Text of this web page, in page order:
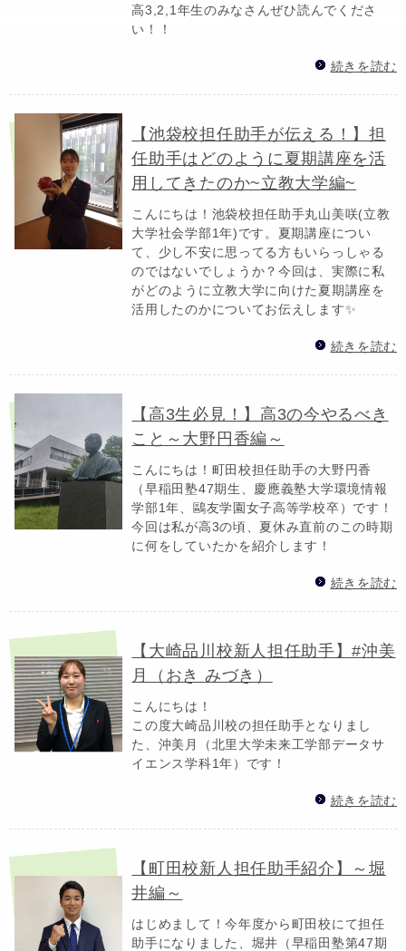
高3,2,1年生のみなさんぜひ読んでくださ
い！！
続きを読む
【池袋校担任助手が伝える！】担
任助手はどのように夏期講座を活
用してきたのか~立教大学編~
こんにちは！池袋校担任助手丸山美咲(立教
大学社会学部1年)です。夏期講座につい
て、少し不安に思ってる方もいらっしゃる
のではないでしょうか？今回は、実際に私
がどのように立教大学に向けた夏期講座を
活用したのかについてお伝えします✨️
続きを読む
【高3生必見！】高3の今やるべき
こと～大野円香編～
こんにちは！町田校担任助手の大野円香
（早稲田塾47期生、慶應義塾大学環境情報
学部1年、鷗友学園女子高等学校卒）です！
今回は私が高3の頃、夏休み直前のこの時期
に何をしていたかを紹介します！
続きを読む
【大崎品川校新人担任助手】#沖美
月（おき みづき）
こんにちは！
この度大崎品川校の担任助手となりまし
た、沖美月（北里大学未来工学部データサ
イエンス学科1年）です！
続きを読む
【町田校新人担任助手紹介】～堀
井編～
はじめまして！今年度から町田校にて担任
助手になりました、堀井（早稲田塾第47期